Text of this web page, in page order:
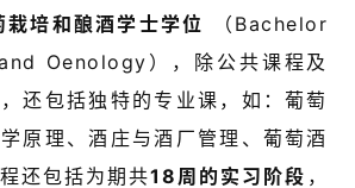
栽培和酿酒学士学位
（Bachelor
Oenology），除公共课程及
还包括独特的专业课，如：葡萄
原理、酒庄与酒厂管理、葡萄酒
还包括为期共18周的实习阶段 ，